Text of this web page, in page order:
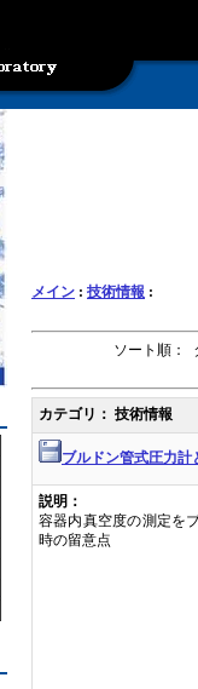
メイン : 技術情報 :
ソート順：
カテゴリ： 技術情報
ブルドン管式圧力
説明：
容器内真空度の測定を
時の留意点